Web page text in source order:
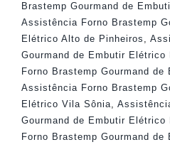
Brastemp Gourmand de
Assistência Forno Brastemp
Elétrico Alto de Pinheiros ,
Gourmand de Embutir Elétrico
Forno Brastemp Gourmand
Assistência Forno Brastemp
Elétrico Vila Sônia,
Gourmand de Embutir Elétrico
Forno Brastemp Gourmand